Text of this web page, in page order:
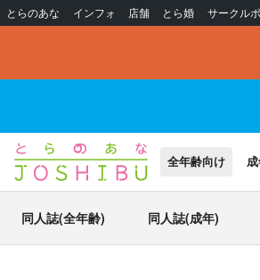
とらのあな インフォ 店舗 とら婚 サークル
全年齢向け
同人誌(全年齢) 同人誌(成年)